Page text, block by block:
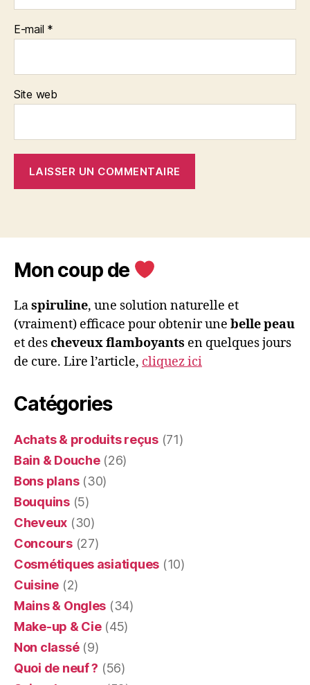
E-mail *
Site web
Mon coup de
Laspiruline, une solution naturelle et
(vraiment) efficace pour obtenir une belle peau
et descheveux flamboyants en quelques jours
de cure. Lire l’article, cliquez ici
Catégories
Achats & produits reçus(71)
Bain & Douche(26)
Bons plans(30)
Bouquins(5)
Cheveux (30)
Concours(27)
Cosmétiques asiatiques (10)
Cuisine (2)
Mains & Ongles (34)
Make-up & Cie(45)
Non classé(9)
Quoi de neuf ? (56)